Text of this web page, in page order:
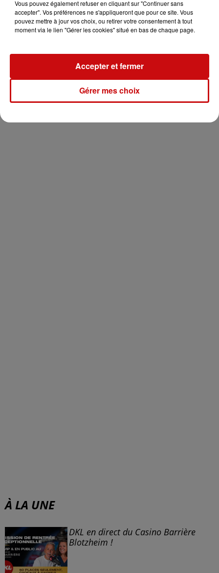
METEO
C’est un temps assez voilé qui va nous concerner ce
ciel ce matin, essentiellement dans le Bas-Rhin. Les
chances d’apercevoir le soleil seront plus nombreuses
dans le Haut-Rhin.
Cet après-midi, le ciel sera un peu plus lumineux.
À LA UNE
DKL en direct du Casino Barrière
Blotzheim !
Vous pouvez également refuser en cliquant sur "Continuer sans
accepter". Vos préférences ne s'appliqueront que pour ce site. Vous
pouvez mettre à jour vos choix, ou retirer votre consentement à tout
moment via le lien "Gérer les cookies" situé en bas de chaque page.
Gérer mes choix
Accepter et fermer